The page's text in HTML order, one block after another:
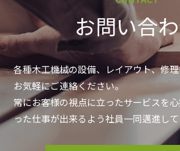
お問い合
各種木工機械の設備、レイアウト、修
お気軽にご連絡ください。
常にお客様の視点に立ったサービスを
った仕事が出来るよう社員一同邁進し